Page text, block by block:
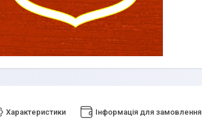
Характеристики Інформація для замовлення